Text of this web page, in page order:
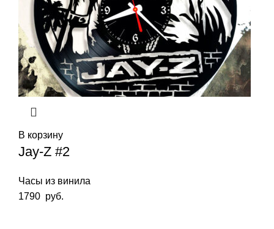
В корзину
Jay-Z #2
Часы из винила
1790 руб.